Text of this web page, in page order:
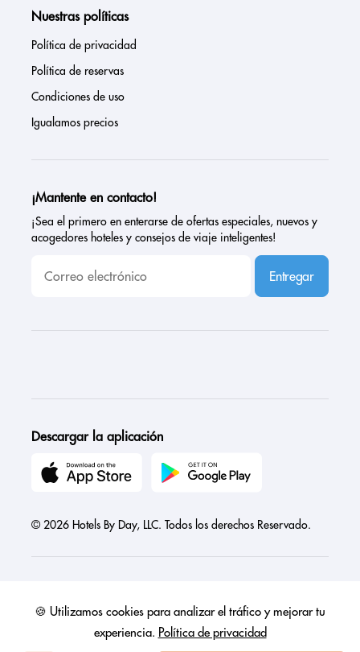
🍪 Utilizamos cookies para analizar el tráfico y mejorar tu
experiencia. Política de privacidad
Nuestras políticas
Política de privacidad
Política de reservas
Condiciones de uso
Igualamos precios
¡Mantente en contacto!
¡Sea el primero en enterarse de ofertas especiales, nuevos y
acogedores hoteles y consejos de viaje inteligentes!
Entregar
Descargar la aplicación
© 2026 Hotels By Day, LLC. Todos los derechos Reservado.
Austria Canada France Germany India Ireland
Israel
Mexico Netherlands Philippines